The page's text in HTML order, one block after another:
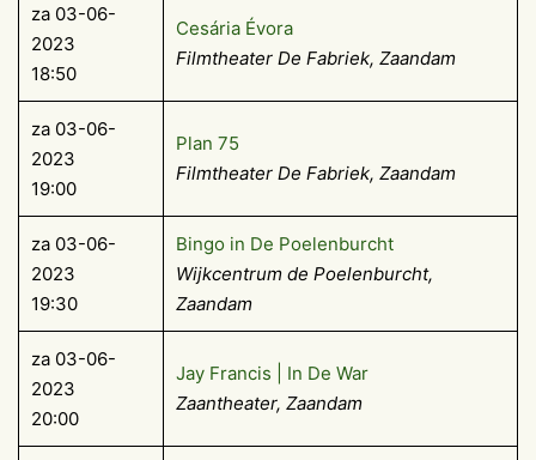
za 03-06-
2023
18:50
Cesária Évora
Filmtheater De Fabriek, Zaandam
za 03-06-
2023
19:00
Plan 75
Filmtheater De Fabriek, Zaandam
za 03-06-
2023
19:30
Bingo in De Poelenburcht
Wijkcentrum de Poelenburcht,
Zaandam
za 03-06-
2023
20:00
Jay Francis | In De War
Zaantheater, Zaandam